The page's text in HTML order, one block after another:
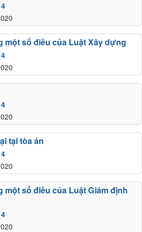
một số điều của Luật Xây dựng
tại tòa án
một số điều của Luật Giám định